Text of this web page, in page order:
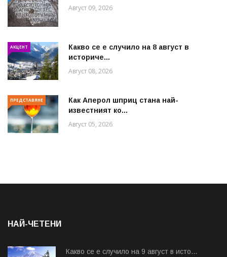
Август 09, 2026
АКЦЕНТ
Какво се е случило на 8 август в
историче...
Август 08, 2026
ПРЕДСТАВЯНЕ
Как Аперол шприц стана най-
известният ко...
Август 05, 2026
НАЙ-ЧЕТЕНИ
Какво се е случило на 9 август в исто...